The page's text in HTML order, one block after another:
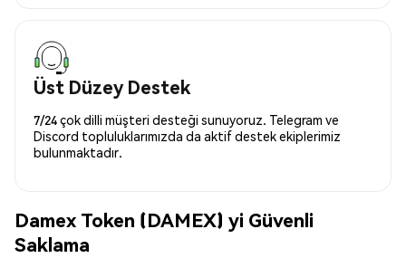
Üst Düzey Destek
7/24 çok dilli müşteri desteği sunuyoruz. Telegram ve
Discord topluluklarımızda da aktif destek ekiplerimiz
bulunmaktadır.
Damex Token (DAMEX) yi Güvenli
Saklama